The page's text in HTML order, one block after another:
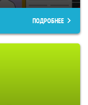
ПОДРОБНЕЕ